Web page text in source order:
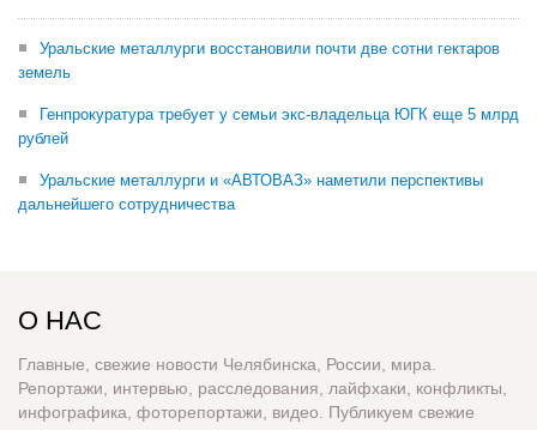
Уральские металлурги восстановили почти две сотни гектаров
земель
Генпрокуратура требует у семьи экс-владельца ЮГК еще 5 млрд
рублей
Уральские металлурги и «АВТОВАЗ» наметили перспективы
дальнейшего сотрудничества
О НАС
Главные, свежие новости Челябинска, России, мира.
Репортажи, интервью, расследования, лайфхаки, конфликты,
инфографика, фоторепортажи, видео. Публикуем свежие